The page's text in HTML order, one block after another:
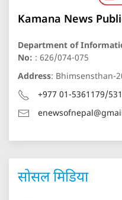
Kamana News
Department of
No: : 626/074-075
Address: Bhimsensthan-
+977 01-5361179/
सोसल मिडिया